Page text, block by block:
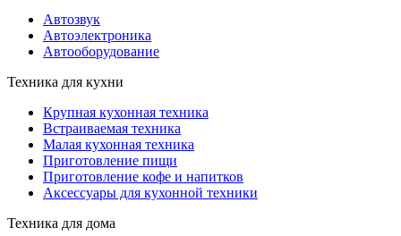
Автозвук
Автоэлектроника
Автооборудование
Техника для кухни
Крупная кухонная техника
Встраиваемая техника
Малая кухонная техника
Приготовление пищи
Приготовление кофе и напитков
Аксессуары для кухонной техники
Техника для дома